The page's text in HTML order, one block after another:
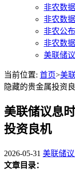
非农数
非农数
非农公
非农数
美联储
当前位置: 首页>美
隐藏的贵金属投资
美联储议息
投资良机
2026-05-31 美联储
文章目录：